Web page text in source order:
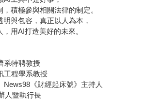
積極參與相關法律的制定。
與包容，真正以人為本，
用AI打造美好的未來。
系特聘教授
工程學系教授
News98《財經起床號》主持人
人暨執行長